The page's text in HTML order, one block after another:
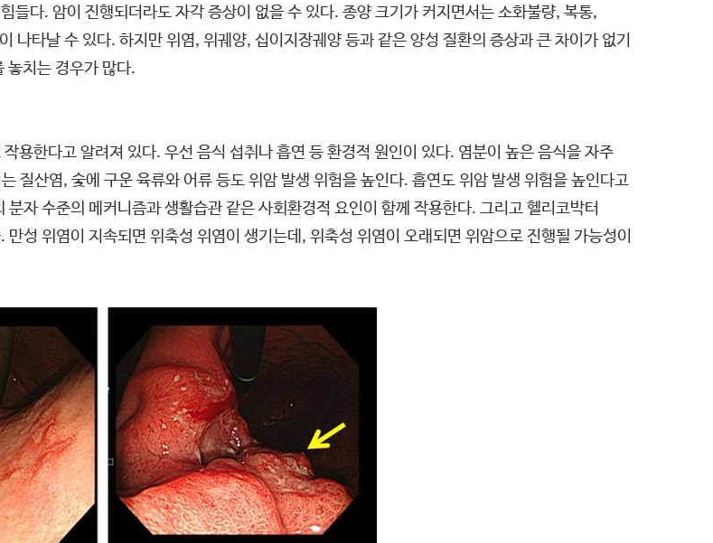
들다. 암이 진행되더라도 자각 증상이 없을 수 있다. 종양 크기가 커지면서는 소화불량, 복통,
타날 수 있다. 하지만 위염, 위궤양, 십이지장궤양 등과 같은 양성 질환의 증상과 큰 차이가 없기
놓치는 경우가 많다.
용한다고 알려져 있다. 우선 음식 섭취나 흡연 등 환경적 원인이 있다. 염분이 높은 음식을 자주
질산염, 숯에 구운 육류와 어류 등도 위암 발생 위험을 높인다. 흡연도 위암 발생 위험을 높인다고
자 수준의 메커니즘과 생활습관 같은 사회환경적 요인이 함께 작용한다. 그리고 헬리코박터
성 위염이 지속되면 위축성 위염이 생기는데, 위축성 위염이 오래되면 위암으로 진행될 가능성이